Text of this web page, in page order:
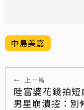
中島美嘉
← 上一篇
陸富婆花錢拍
男星崩潰控：別